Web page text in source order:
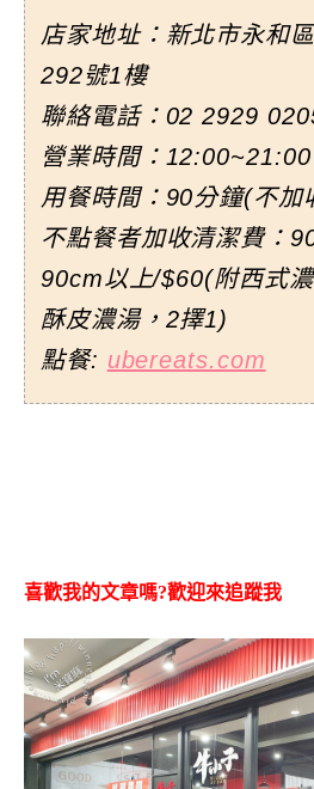
店家地址：新北市永和
292號1樓
聯絡電話： 02 2929
營業時間：12:00~21:00
用餐時間：90分鐘(不加
不點餐者加收清潔費：
90cm以上/$60(附西式
酥皮濃湯，2擇1)
點餐: ubereats.com
喜歡我的文章嗎?歡迎來追蹤我